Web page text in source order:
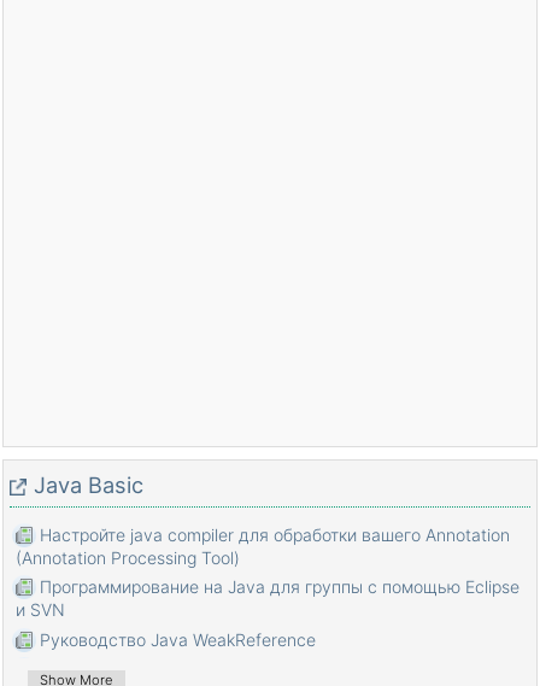
Java Basic
Настройте java compiler для обработки вашего Annotation
(Annotation Processing Tool)
Программирование на Java для группы с помощью Eclipse
и SVN
Руководство Java WeakReference
Руководство Java PhantomReference
Show More